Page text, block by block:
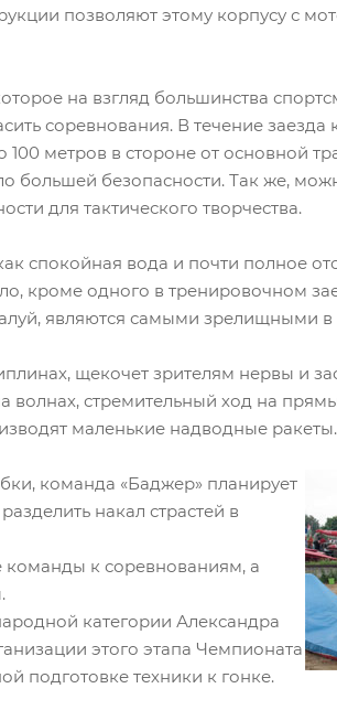
позволяют этому корпусу с
на взгляд большинства
соревнования. В течение
метров в стороне от основной
большей безопасности. Так же,
для тактического творчества.
спокойная вода и почти полное
кроме одного в тренировочном
являются самыми зрелищными
щекочет зрителям нервы и
стремительный ход на
маленькие надводные ракеты.
команда «Баджер» планирует
накал страстей в
команды к соревнованиям, а
категории Александра
этого этапа Чемпионата
подготовке техники к гонке.